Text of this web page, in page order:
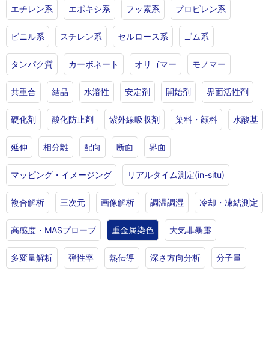
エチレン系 エポキシ系 フッ素系 プロピレン系
ビニル系 スチレン系 セルロース系 ゴム系
タンパク質 カーボネート オリゴマー モノマー
共重合 結晶 水溶性 安定剤 開始剤 界面活性剤
硬化剤 酸化防止剤 紫外線吸収剤 染料・顔料 水酸基
延伸 相分離 配向 断面 界面
マッピング・イメージング リアルタイム測定(in-situ)
複合解析 三次元 画像解析 調温調湿 冷却・凍結測定
高感度・MASプローブ 重金属染色 大気非暴露
多変量解析 弾性率 熱伝導 深さ方向分析 分子量